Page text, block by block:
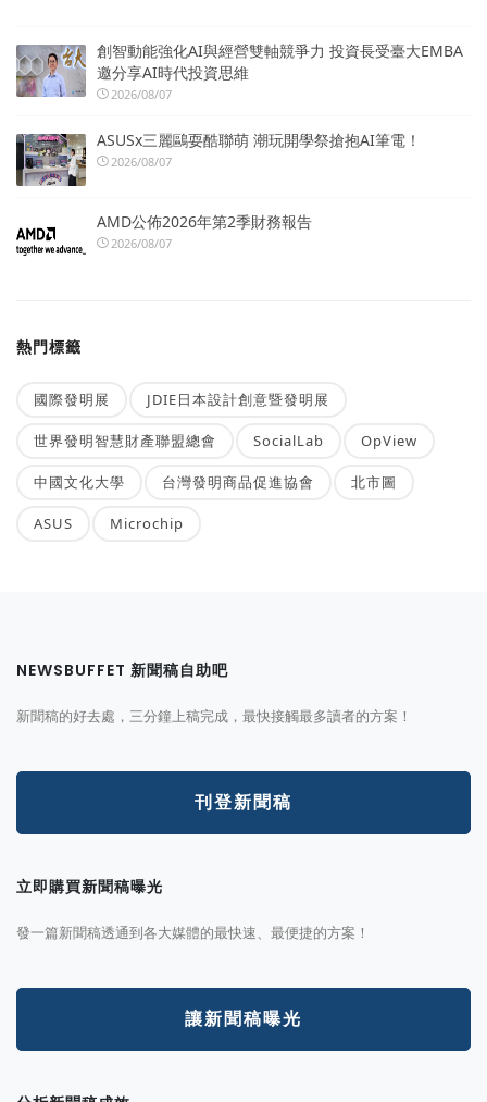
創智動能強化AI與經營雙軸競爭力 投資長受臺大EMBA
邀分享AI時代投資思維
2026/08/07
ASUSx三麗鷗耍酷聯萌 潮玩開學祭搶抱AI筆電！
2026/08/07
AMD公佈2026年第2季財務報告
2026/08/07
熱門標籤
國際發明展 JDIE日本設計創意暨發明展
世界發明智慧財產聯盟總會 SocialLab OpView
中國文化大學 台灣發明商品促進協會 北市圖
ASUS Microchip
NEWSBUFFET 新聞稿自助吧
新聞稿的好去處，三分鐘上稿完成，最快接觸最多讀者的方案！
刊登新聞稿
立即購買新聞稿曝光
發一篇新聞稿透通到各大媒體的最快速、最便捷的方案！
讓新聞稿曝光